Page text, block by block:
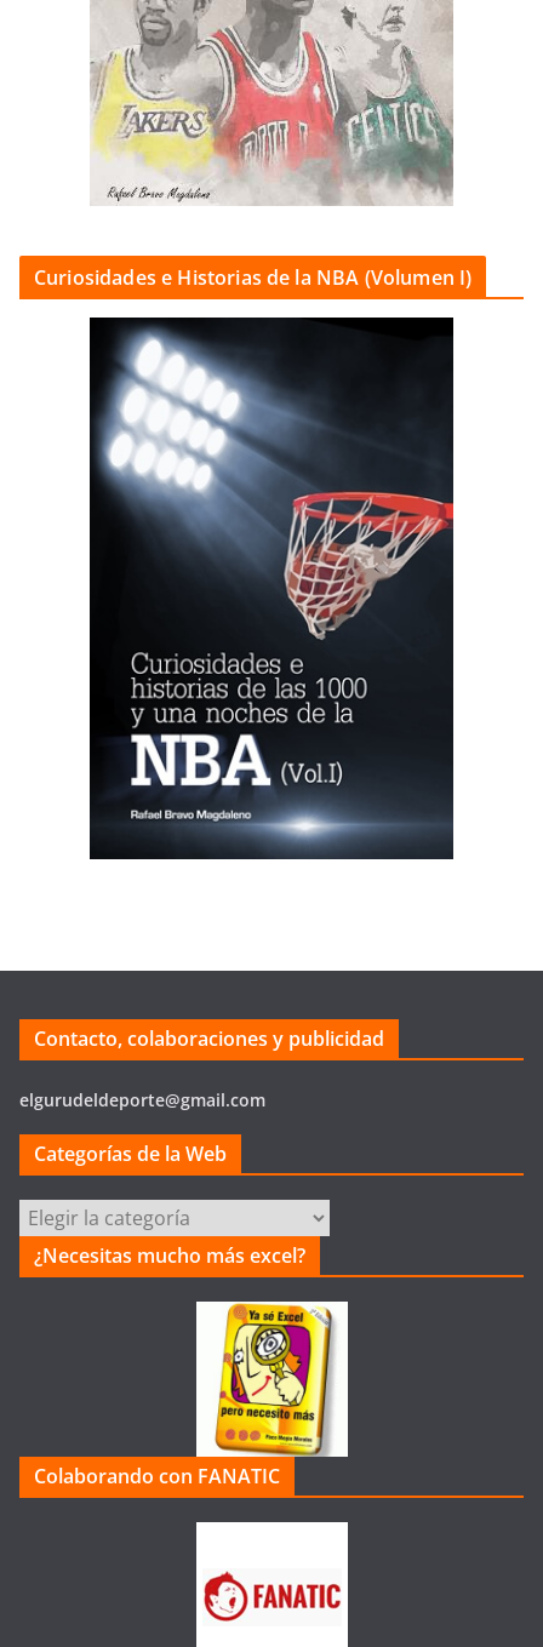
Curiosidades e Historias de la NBA (Volumen I)
Contacto, colaboraciones y publicidad
elgurudeldeporte@gmail.com
Categorías de la Web
Categorías
de
la
¿Necesitas mucho más excel?
Colaborando con FANATIC